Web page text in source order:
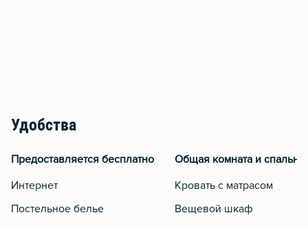
Удобства
Предоставляется бесплатно
Интернет
Постельное белье
Общая комната и спальня
Кровать с матрасом
Вещевой шкаф